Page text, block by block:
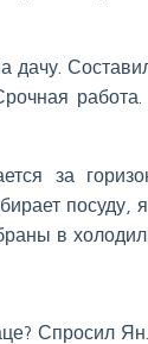
за
в
Спросил Ян.